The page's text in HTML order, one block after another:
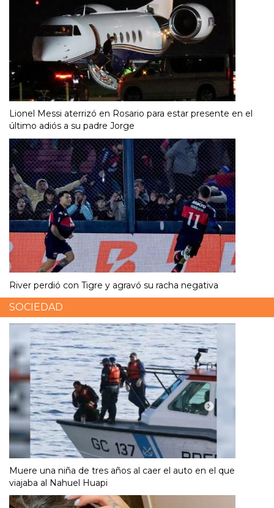
Lionel Messi aterrizó en Rosario para estar presente en el
último adiós a su padre Jorge
River perdió con Tigre y agravó su racha negativa
SOCIEDAD
Muere una niña de tres años al caer el auto en el que
viajaba al Nahuel Huapi